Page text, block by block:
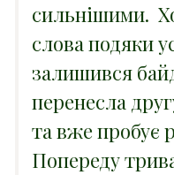
сильнішими.
слова подяки
залишився
перенесла
та вже пробує
Попереду